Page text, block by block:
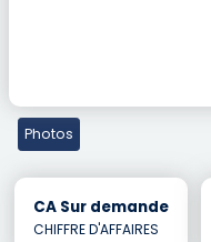
Photos
CA Sur demande
CHIFFRE D'AFFAIRES